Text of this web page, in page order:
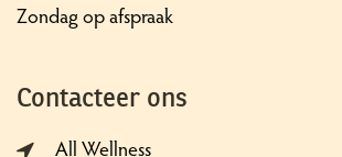
Zondag op afspraak
Contacteer ons
All Wellness